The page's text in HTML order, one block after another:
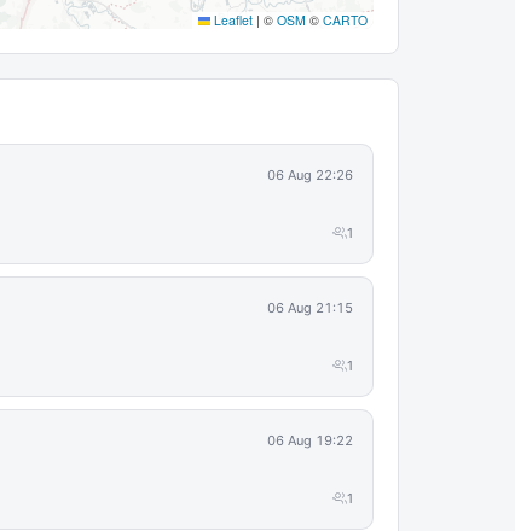
Leaflet | © OSM © CARTO
06 Aug 22:26
1
06 Aug 21:15
1
06 Aug 19:22
1